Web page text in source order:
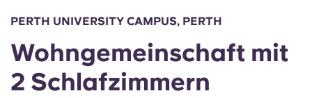
Chinese
Español
Anmelden
PERTH UNIVERSITY CAMPUS, PERTH
Wohngemeinschaft mit
2 Schlafzimmern